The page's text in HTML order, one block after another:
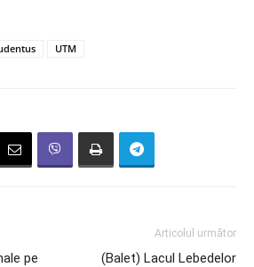
UTM
pe
Articolul următor
(Balet) Lacul Lebedelor